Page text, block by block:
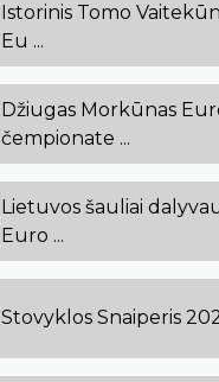
Istorinis Tomo
Eu ...
Džiugas Morkūnas
čempionate ...
Lietuvos šauliai
Euro ...
Stovyklos Snaiperis